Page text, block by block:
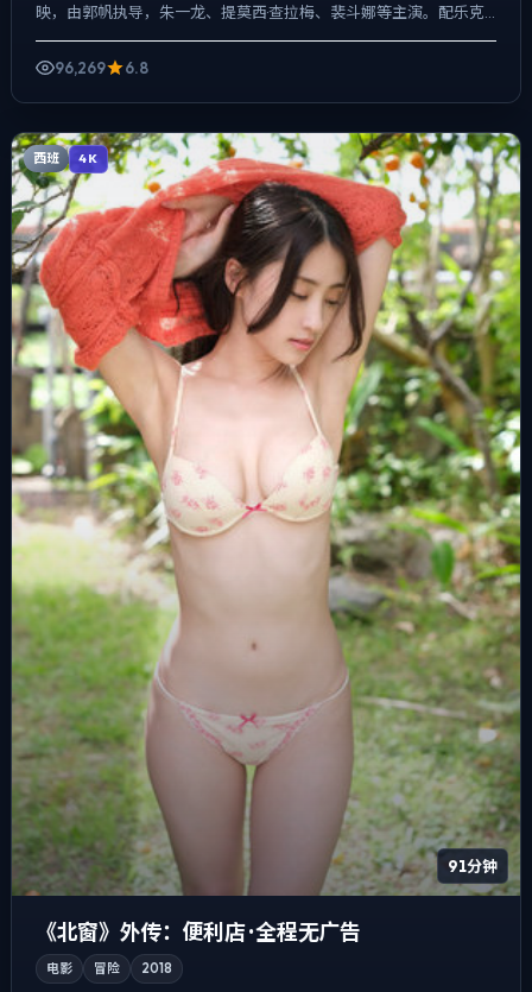
映，由郭帆执导，朱一龙、提莫西·查拉梅、裴斗娜等主演。配乐克
制，关键场面反而以环境声托情绪，人物在道德灰区反复试探，...
96,269
6.8
西班 4K
91分钟
《北窗》外传：便利店 · 全程无广告
电影 冒险 2018